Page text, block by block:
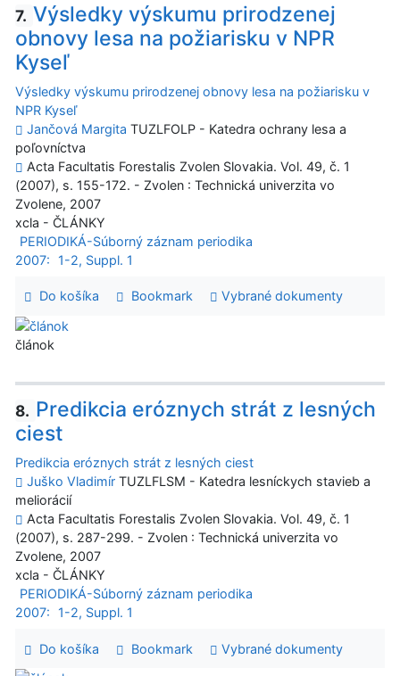
7. Výsledky výskumu prirodzenej
obnovy lesa na požiarisku v NPR
Kyseľ
Výsledky výskumu prirodzenej obnovy lesa na požiarisku v
NPR Kyseľ
Jančová Margita TUZLFOLP - Katedra ochrany lesa a
poľovníctva
Acta Facultatis Forestalis Zvolen Slovakia. Vol. 49, č. 1
(2007), s. 155-172. - Zvolen : Technická univerzita vo
Zvolene, 2007
xcla - ČLÁNKY
PERIODIKÁ-Súborný záznam periodika
2007:
1-2, Suppl. 1
Do košíka Bookmark Vybrané dokumenty
článok
8. Predikcia eróznych strát z lesných
ciest
Predikcia eróznych strát z lesných ciest
Juško Vladimír TUZLFLSM - Katedra lesníckych stavieb a
meliorácií
Acta Facultatis Forestalis Zvolen Slovakia. Vol. 49, č. 1
(2007), s. 287-299. - Zvolen : Technická univerzita vo
Zvolene, 2007
xcla - ČLÁNKY
PERIODIKÁ-Súborný záznam periodika
2007:
1-2, Suppl. 1
Do košíka Bookmark Vybrané dokumenty